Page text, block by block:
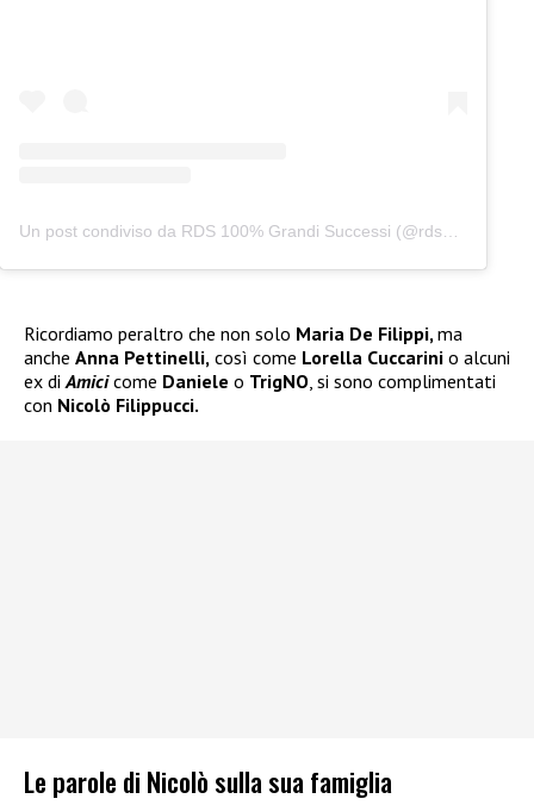
Un post condiviso da RDS 100% Grandi Successi (@rds_official)
Ricordiamo peraltro che non solo Maria De Filippi,ma
anche Anna Pettinelli, così come Lorella Cuccarini o alcuni
ex diAmicicome Daniele o TrigNO, si sono complimentati
con Nicolò Filippucci.
Le parole di Nicolò sulla sua famiglia